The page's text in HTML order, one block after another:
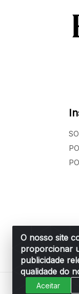
O nosso site
proporcionar
publicidade
qualidade do
Aceitar